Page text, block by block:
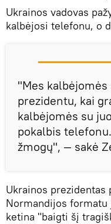
Ukrainos vadovas
kalbėjosi telefonu, o
"Mes kalbėjomės
prezidentu, kai
kalbėjomės su
pokalbis
žmogų", — sakė
Ukrainos
Normandijos
ketina "baigti šį